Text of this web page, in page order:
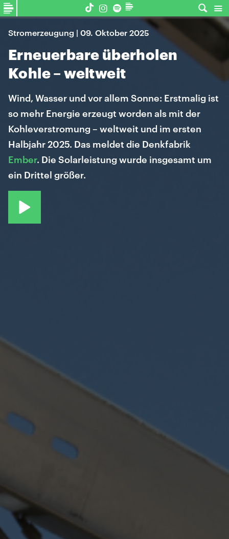
Stromerzeugung | 09. Oktober 2025
Erneuerbare überholen
Kohle – weltweit
Wind, Wasser und vor allem Sonne: Erstmalig ist
so mehr Energie erzeugt worden als mit der
Kohleverstromung – weltweit und im ersten
Halbjahr 2025. Das meldet die Denkfabrik
Ember. Die Solarleistung wurde insgesamt um
ein Drittel größer.